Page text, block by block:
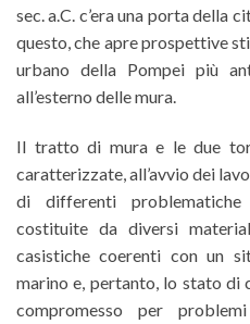
sec. a.C. c’era una porta della
questo, che apre prospettive
urbano della Pompei più
all’esterno delle mura.
Il tratto di mura e le due
caratterizzate, all’avvio dei
di differenti problematiche
costituite da diversi
casistiche coerenti con un
marino e, pertanto, lo stato di
compromesso per